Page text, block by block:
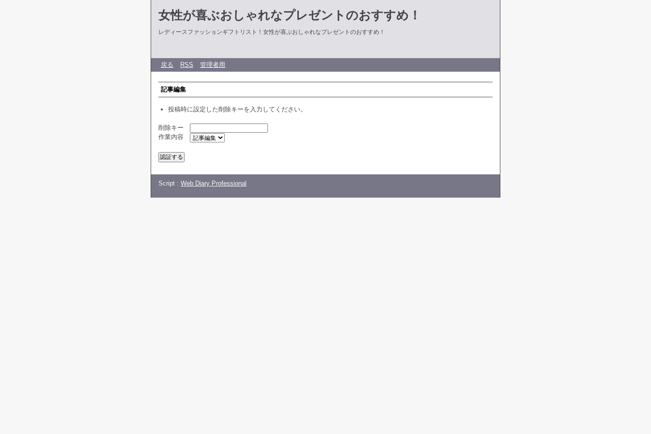
女性が喜ぶおしゃれなプレゼントのおすすめ！
レディースファッションギフトリスト！女性が喜ぶおしゃれなプレゼントのおすすめ！
戻る RSS 管理者用
記事編集
投稿時に設定した削除キーを入力してください。
削除キー
作業内容
Script : Web Diary Professional